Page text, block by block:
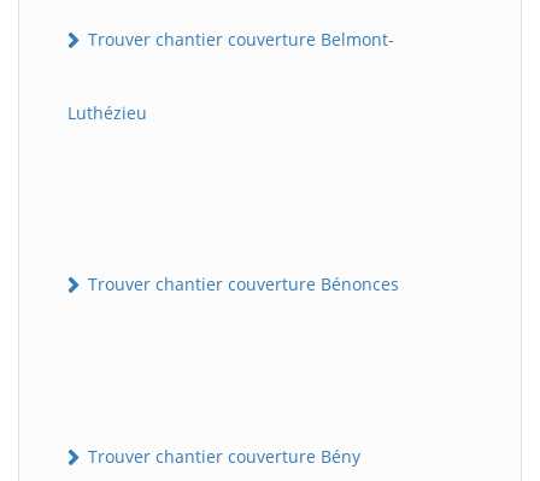
Trouver chantier couverture Belmont-
Luthézieu
Trouver chantier couverture Bénonces
Trouver chantier couverture Bény